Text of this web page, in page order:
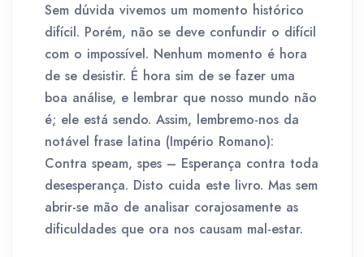
Sem dúvida vivemos um momento histórico
difícil. Porém, não se deve confundir o difícil
com o impossível. Nenhum momento é hora
de se desistir. É hora sim de se fazer uma
boa análise, e lembrar que nosso mundo não
é; ele está sendo. Assim, lembremo-nos da
notável frase latina (Império Romano):
Contra speam, spes – Esperança contra toda
desesperança. Disto cuida este livro. Mas sem
abrir-se mão de analisar corajosamente as
dificuldades que ora nos causam mal-estar.